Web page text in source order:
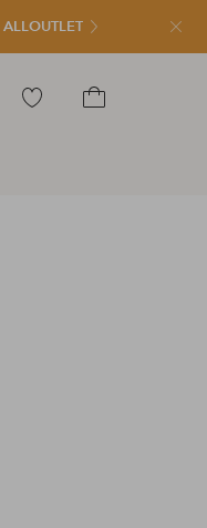
ALLOUTLET Luk
Gå